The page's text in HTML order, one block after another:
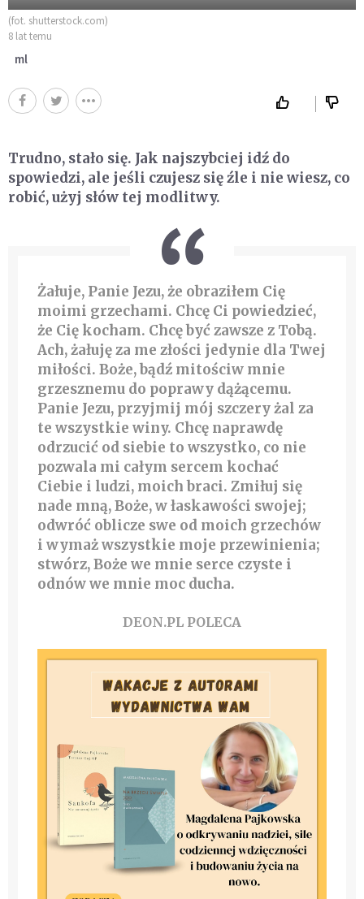
(fot. shutterstock.com)
8 lat temu
ml
Trudno, stało się. Jak najszybciej idź do
spowiedzi, ale jeśli czujesz się źle i nie wiesz, co
robić, użyj słów tej modlitwy.
Żałuje, Panie Jezu, że obraziłem Cię
moimi grzechami. Chcę Ci powiedzieć,
że Cię kocham. Chcę być zawsze z Tobą.
Ach, żałuję za me złości jedynie dla Twej
miłości. Boże, bądź mitościw mnie
grzesznemu do poprawy dążącemu.
Panie Jezu, przyjmij mój szczery żal za
te wszystkie winy. Chcę naprawdę
odrzucić od siebie to wszystko, co nie
pozwala mi całym sercem kochać
Ciebie i ludzi, moich braci. Zmiłuj się
nade mną, Boże, w łaskawości swojej;
odwróć oblicze swe od moich grzechów
i wymaż wszystkie moje przewinienia;
stwórz, Boże we mnie serce czyste i
odnów we mnie moc ducha.
DEON.PL POLECA